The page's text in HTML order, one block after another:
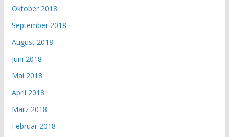
Oktober 2018
September 2018
August 2018
Juni 2018
Mai 2018
April 2018
März 2018
Februar 2018